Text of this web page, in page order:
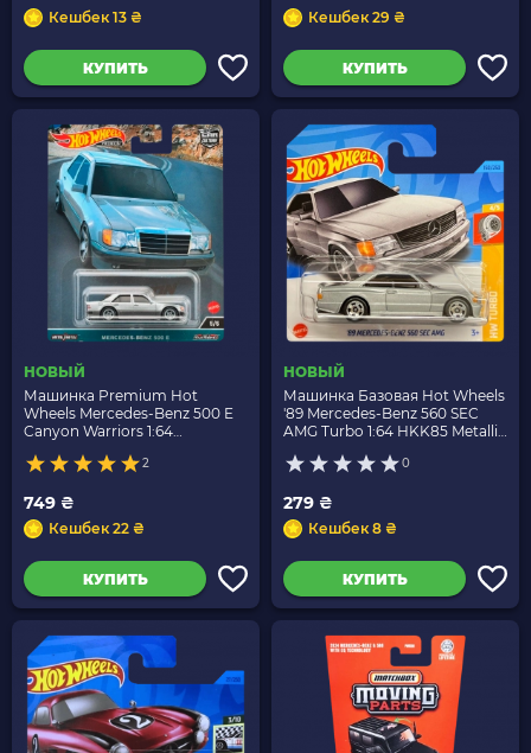
Кешбек 13 ₴
КУПИТЬ
Кешбек 29 ₴
КУПИТЬ
НОВЫЙ
Машинка Premium Hot
Wheels Mercedes-Benz 500 E
Canyon Warriors 1:64
2
749 ₴
Кешбек 22 ₴
КУПИТЬ
НОВЫЙ
Машинка Базовая Hot Wheels
'89 Mercedes-Benz 560 SEC
AMG Turbo 1:64 HKK85 Metallic
0
279 ₴
Кешбек 8 ₴
КУПИТЬ